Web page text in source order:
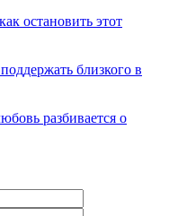
остановить этот
близкого в
разбивается о